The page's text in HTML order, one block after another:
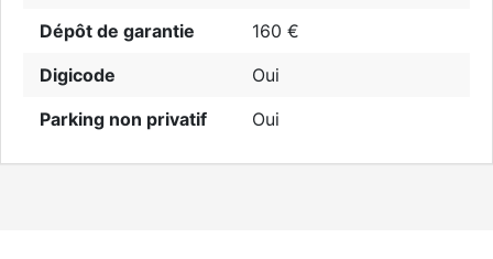
Dépôt de garantie
160 €
Digicode
Oui
Parking non privatif
Oui